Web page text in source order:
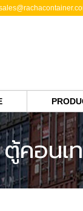
ตู้คอนเ